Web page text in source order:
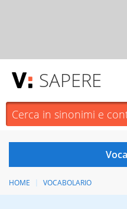
SAPERE
HOME VOCABOLARIO